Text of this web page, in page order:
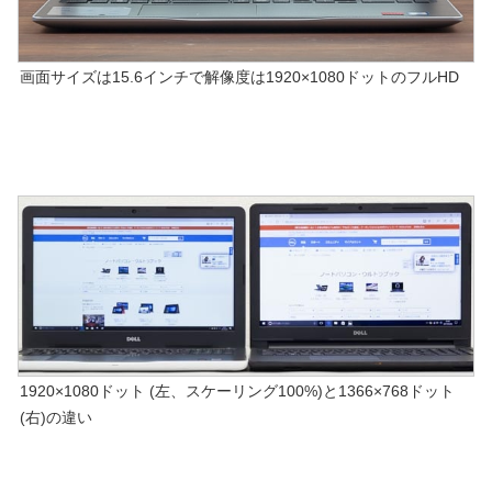
画面サイズは15.6インチで解像度は1920×1080ドットのフルHD
1920×1080ドット (左、スケーリング100%)と1366×768ドット
(右)の違い